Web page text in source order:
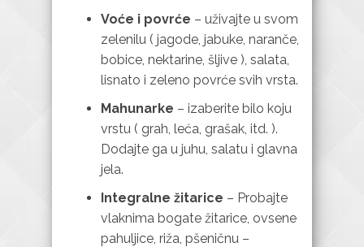
Voće i povrće – uživajte u svom
zelenilu ( jagode, jabuke, naranče,
bobice, nektarine, šljive ), salata,
lisnato i zeleno povrće svih vrsta.
Mahunarke – izaberite bilo koju
vrstu ( grah, leća, grašak, itd. ).
Dodajte ga u juhu, salatu i glavna
jela.
Integralne žitarice – Probajte
vlaknima bogate žitarice, ovsene
pahuljice, riža, pšeničnu –